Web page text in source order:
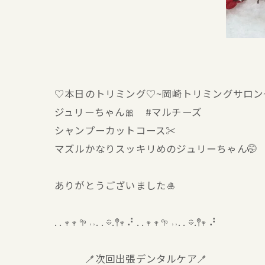
♡本日のトリミング♡⁠~岡崎トリミングサロ
ジュリーちゃん🎀 #マルチーズ
シャンプーカットコース✂️
マズルかなりスッキリめのジュリーちゃん🤭
ありがとうございました🎍
. . 𖥧 𖥧 𖧧 ˒˒. . 𖡼.𖤣𖥧 ⠜ . . 𖥧 𖥧 𖧧 ˒˒. . 𖡼.𖤣𖥧 ⠜
🪥次回出張デンタルケア🪥